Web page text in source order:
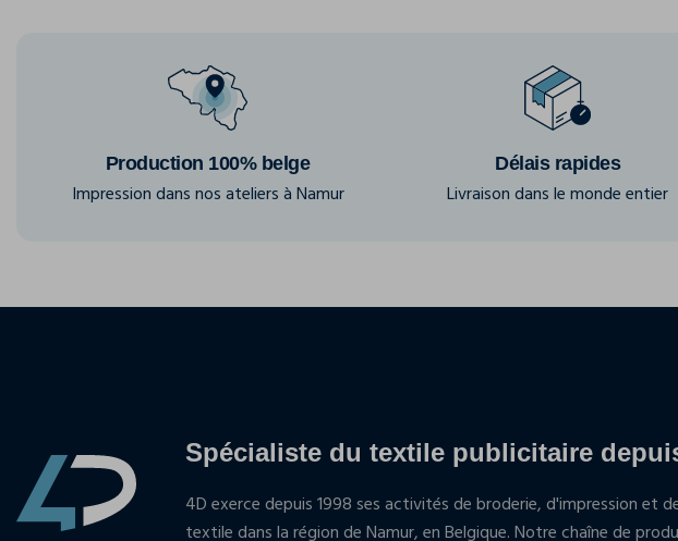
Production 100% belge
Impression dans nos ateliers à Namur
Délais rapides
Livraison dans le monde entier
Spécialiste du textile publicitaire
4D exerce depuis 1998 ses activités de broderie, d'impression et
textile dans la région de Namur, en Belgique. Notre chaîne de